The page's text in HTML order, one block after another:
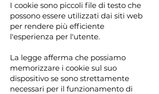
I cookie sono piccoli file di testo che
possono essere utilizzati dai siti web
per rendere più efficiente
l'esperienza per l'utente.
La legge afferma che possiamo
memorizzare i cookie sul suo
dispositivo se sono strettamente
necessari per il funzionamento di